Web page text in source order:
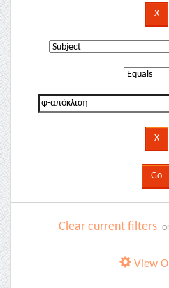
Clear current filters
View